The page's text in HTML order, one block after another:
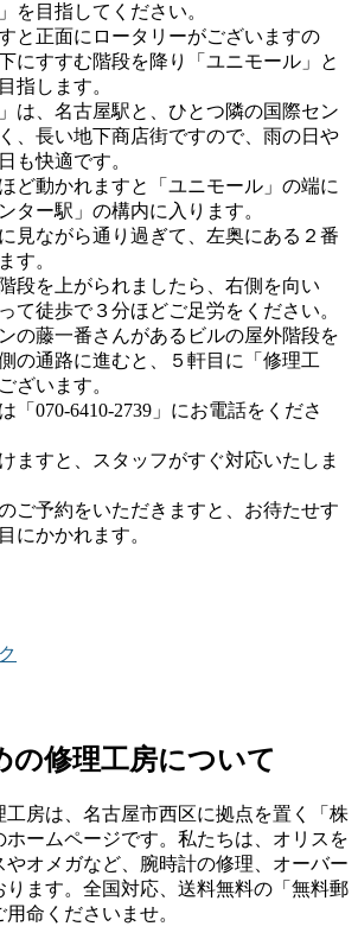
を目指してください。
と正面にロータリーがございますの
にすすむ階段を降り「ユニモール」と
指します。
は、名古屋駅と、ひとつ隣の国際セン
、長い地下商店街ですので、雨の日や
も快適です。
ど動かれますと「ユニモール」の端に
ター駅」の構内に入ります。
見ながら通り過ぎて、左奥にある２番
す。
段を上がられましたら、右側を向い
て徒歩で３分ほどご足労をください。
の藤一番さんがあるビルの屋外階段を
の通路に進むと、５軒目に「修理工
ざいます。
「070-6410-2739」にお電話をくださ
ますと、スタッフがすぐ対応いたしま
ご予約をいただきますと、お待たせす
にかかれます。
の修理工房について
工房は、名古屋市西区に拠点を置く「株
ームページです。私たちは、オリスを
やオメガなど、腕時計の修理、オーバー
ります。全国対応、送料無料の「無料郵
命くださいませ。